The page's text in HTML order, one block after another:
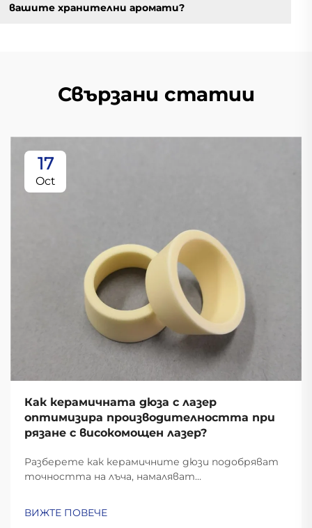
вашите хранителни аромати?
Свързани статии
17
Oct
Как керамичната дюза с лазер
оптимизира производителността при
рязане с високомощен лазер?
Разберете как керамичните дюзи подобряват
точността на лъча, намаляват
високомощен лазер. Вижте реални данни за
ВИЖТЕ ПОВЕЧЕ